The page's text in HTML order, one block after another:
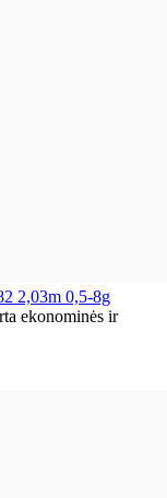
2,03m 0,5-8g
ekonominės ir